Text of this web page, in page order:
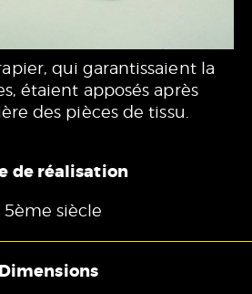
qui garantissaient la
étaient apposés après
des pièces de tissu.
de réalisation
15ème siècle
Dimensions